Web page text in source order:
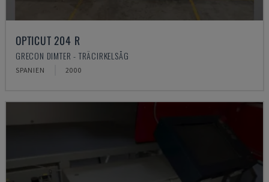
OPTICUT 204 R
GRECON DIMTER - TRÄCIRKELSÅG
SPANIEN 2000